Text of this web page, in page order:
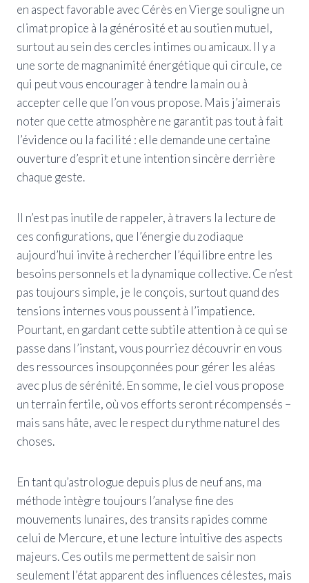
en aspect favorable avec Cérès en Vierge souligne un
climat propice à la générosité et au soutien mutuel,
surtout au sein des cercles intimes ou amicaux. Il y a
une sorte de magnanimité énergétique qui circule, ce
qui peut vous encourager à tendre la main ou à
accepter celle que l’on vous propose. Mais j’aimerais
noter que cette atmosphère ne garantit pas tout à fait
l’évidence ou la facilité : elle demande une certaine
ouverture d’esprit et une intention sincère derrière
chaque geste.
Il n’est pas inutile de rappeler, à travers la lecture de
ces configurations, que l’énergie du zodiaque
aujourd’hui invite à rechercher l’équilibre entre les
besoins personnels et la dynamique collective. Ce n’est
pas toujours simple, je le conçois, surtout quand des
tensions internes vous poussent à l’impatience.
Pourtant, en gardant cette subtile attention à ce qui se
passe dans l’instant, vous pourriez découvrir en vous
des ressources insoupçonnées pour gérer les aléas
avec plus de sérénité. En somme, le ciel vous propose
un terrain fertile, où vos efforts seront récompensés –
mais sans hâte, avec le respect du rythme naturel des
choses.
En tant qu’astrologue depuis plus de neuf ans, ma
méthode intègre toujours l’analyse fine des
mouvements lunaires, des transits rapides comme
celui de Mercure, et une lecture intuitive des aspects
majeurs. Ces outils me permettent de saisir non
seulement l’état apparent des influences célestes, mais